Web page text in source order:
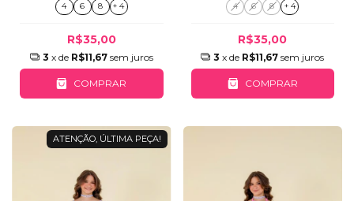
4 6 8 + 4
R$35,00
3 x de R$11,67 sem juros
COMPRAR
4 6 8 + 4
R$35,00
3 x de R$11,67 sem juros
COMPRAR
ATENÇÃO, ÚLTIMA PEÇA!